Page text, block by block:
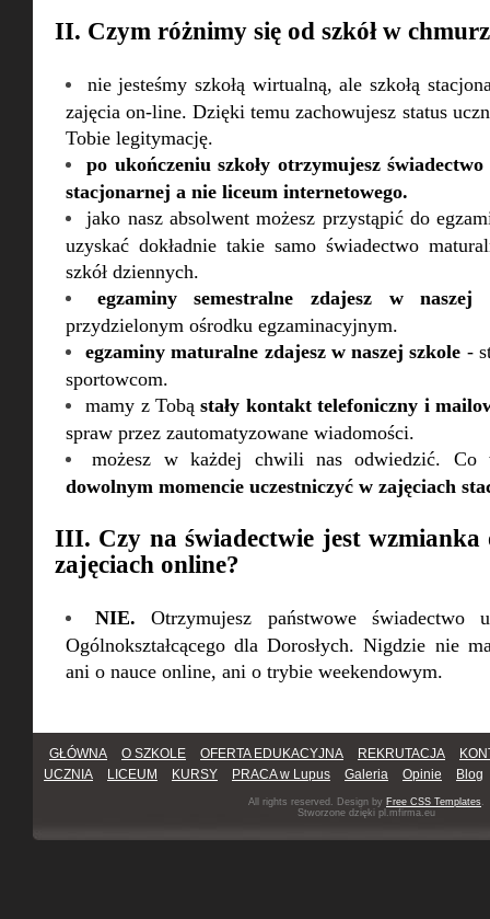
II. Czym różnimy się od szkół w
nie jesteśmy szkołą wirtualną, ale szkołą
zajęcia on-line. Dzięki temu zachowujesz status
Tobie legitymację.
po ukończeniu szkoły otrzymujesz świadectwo
stacjonarnej a nie liceum internetowego.
jako nasz absolwent możesz przystąpić do
uzyskać dokładnie takie samo świadectwo
szkół dziennych.
egzaminy semestralne zdajesz w naszej
przydzielonym ośrodku egzaminacyjnym.
egzaminy maturalne zdajesz w naszej szkole -
sportowcom.
mamy z Tobąstały kontakt telefoniczny i
spraw przez zautomatyzowane wiadomości.
możesz w każdej chwili nas odwiedzić.
dowolnym momencie uczestniczyć w zajęciach
III. Czy na świadectwie jest wzmianka
zajęciach online?
NIE. Otrzymujesz państwowe świadectwo
Ogólnokształcącego dla Dorosłych. Nigdzie nie
ani o nauce online, ani o trybie weekendowym.
GŁÓWNA O SZKOLE OFERTA EDUKACYJNA REKRUTACJA
UCZNIA
LICEUM KURSY PRACA w Lupus Galeria Opinie Blog
All rights reserved. Design by Free CSS Templates .
Stworzone dzięki pl.mfirma.eu